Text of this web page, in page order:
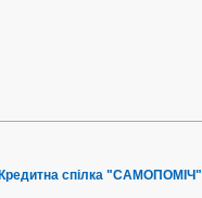
Кредитна спілка "САМОПОМІЧ"